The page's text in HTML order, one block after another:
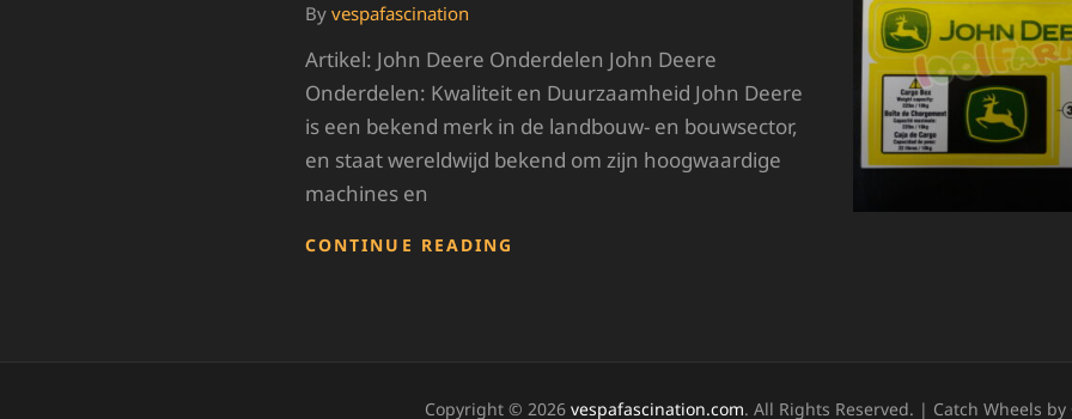
By vespafascination
Artikel: John Deere Onderdelen John Deere
Onderdelen: Kwaliteit en Duurzaamheid John Deere
is een bekend merk in de landbouw- en bouwsector,
en staat wereldwijd bekend om zijn hoogwaardige
machines en
CONTINUE READING
Copyright © 2026 vespafascination.com. All Rights Reserved. | Catch Wheels by